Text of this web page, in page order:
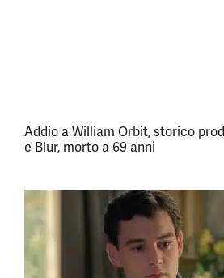
Addio a William Orbit, storico
e Blur, morto a 69 anni